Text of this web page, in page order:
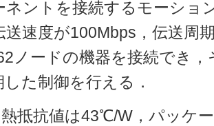
ネントを接続するモーショ
送速度が100Mbps，伝送周
ノードの機器を接続でき
た制御を行える．
抵抗値は43℃/W，パッケ